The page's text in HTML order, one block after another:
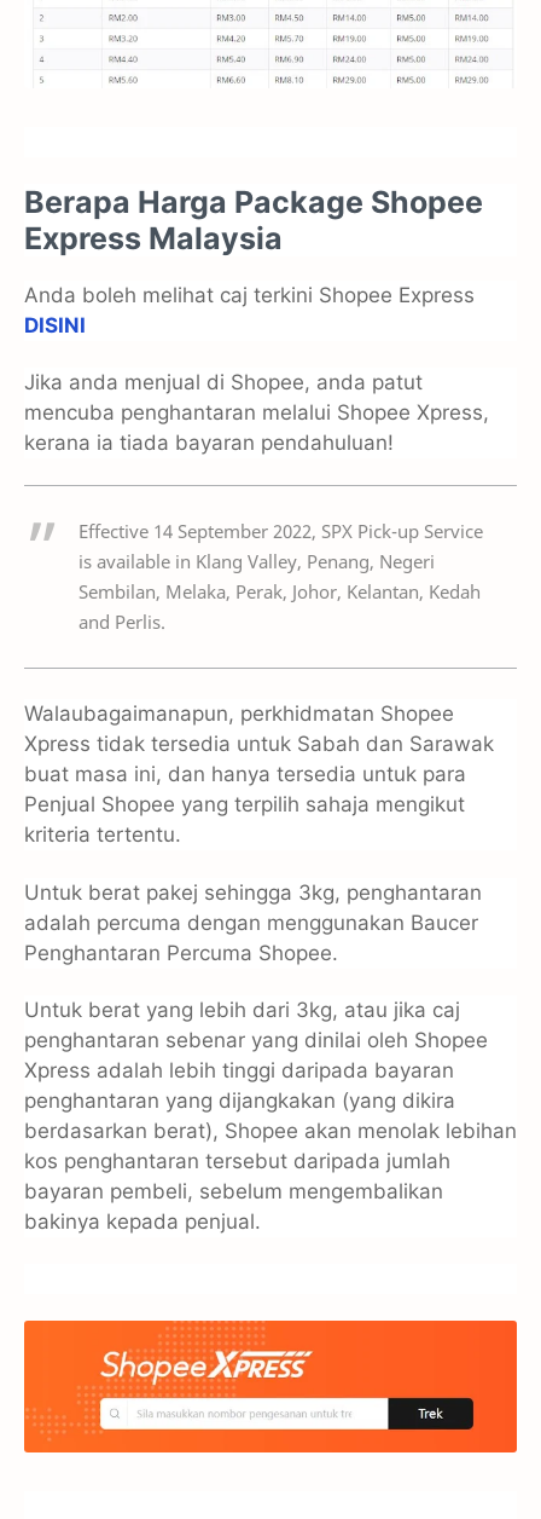
Berapa Harga Package Shopee
Express Malaysia
Anda boleh melihat caj terkini Shopee Express
DISINI
Jika anda menjual di Shopee, anda patut
mencuba penghantaran melalui Shopee Xpress,
kerana ia tiada bayaran pendahuluan!
Effective 14 September 2022, SPX Pick-up Service
is available in Klang Valley, Penang, Negeri
Sembilan, Melaka, Perak, Johor, Kelantan, Kedah
and Perlis.
Walaubagaimanapun, perkhidmatan Shopee
Xpress tidak tersedia untuk Sabah dan Sarawak
buat masa ini, dan hanya tersedia untuk para
Penjual Shopee yang terpilih sahaja mengikut
kriteria tertentu.
Untuk berat pakej sehingga 3kg, penghantaran
adalah percuma dengan menggunakan Baucer
Penghantaran Percuma Shopee.
Untuk berat yang lebih dari 3kg, atau jika caj
penghantaran sebenar yang dinilai oleh Shopee
Xpress adalah lebih tinggi daripada bayaran
penghantaran yang dijangkakan (yang dikira
berdasarkan berat), Shopee akan menolak lebihan
kos penghantaran tersebut daripada jumlah
bayaran pembeli, sebelum mengembalikan
bakinya kepada penjual.